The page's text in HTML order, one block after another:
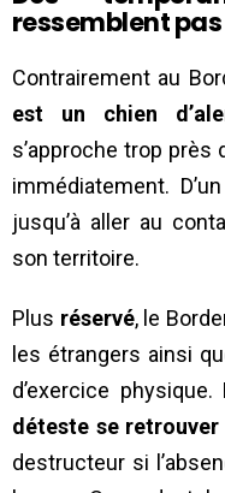
ressemblent
Contrairement au
est un chien
s’approche trop
immédiatement.
jusqu’à aller au
son territoire.
Plus réservé, le
les étrangers ainsi
d’exercice
déteste se retrouver
destructeur si